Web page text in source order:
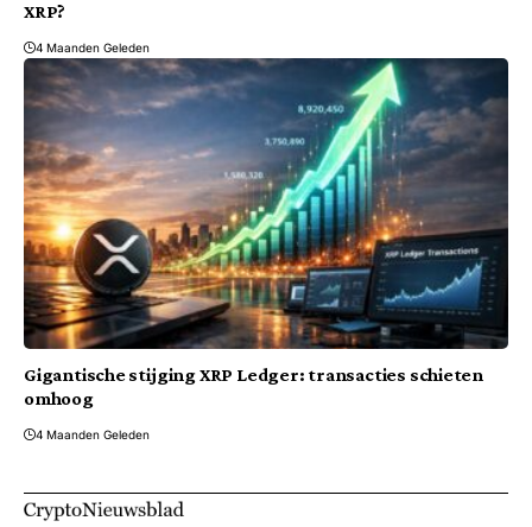
XRP?
4 Maanden Geleden
Gigantische stijging XRP Ledger: transacties schieten
omhoog
4 Maanden Geleden